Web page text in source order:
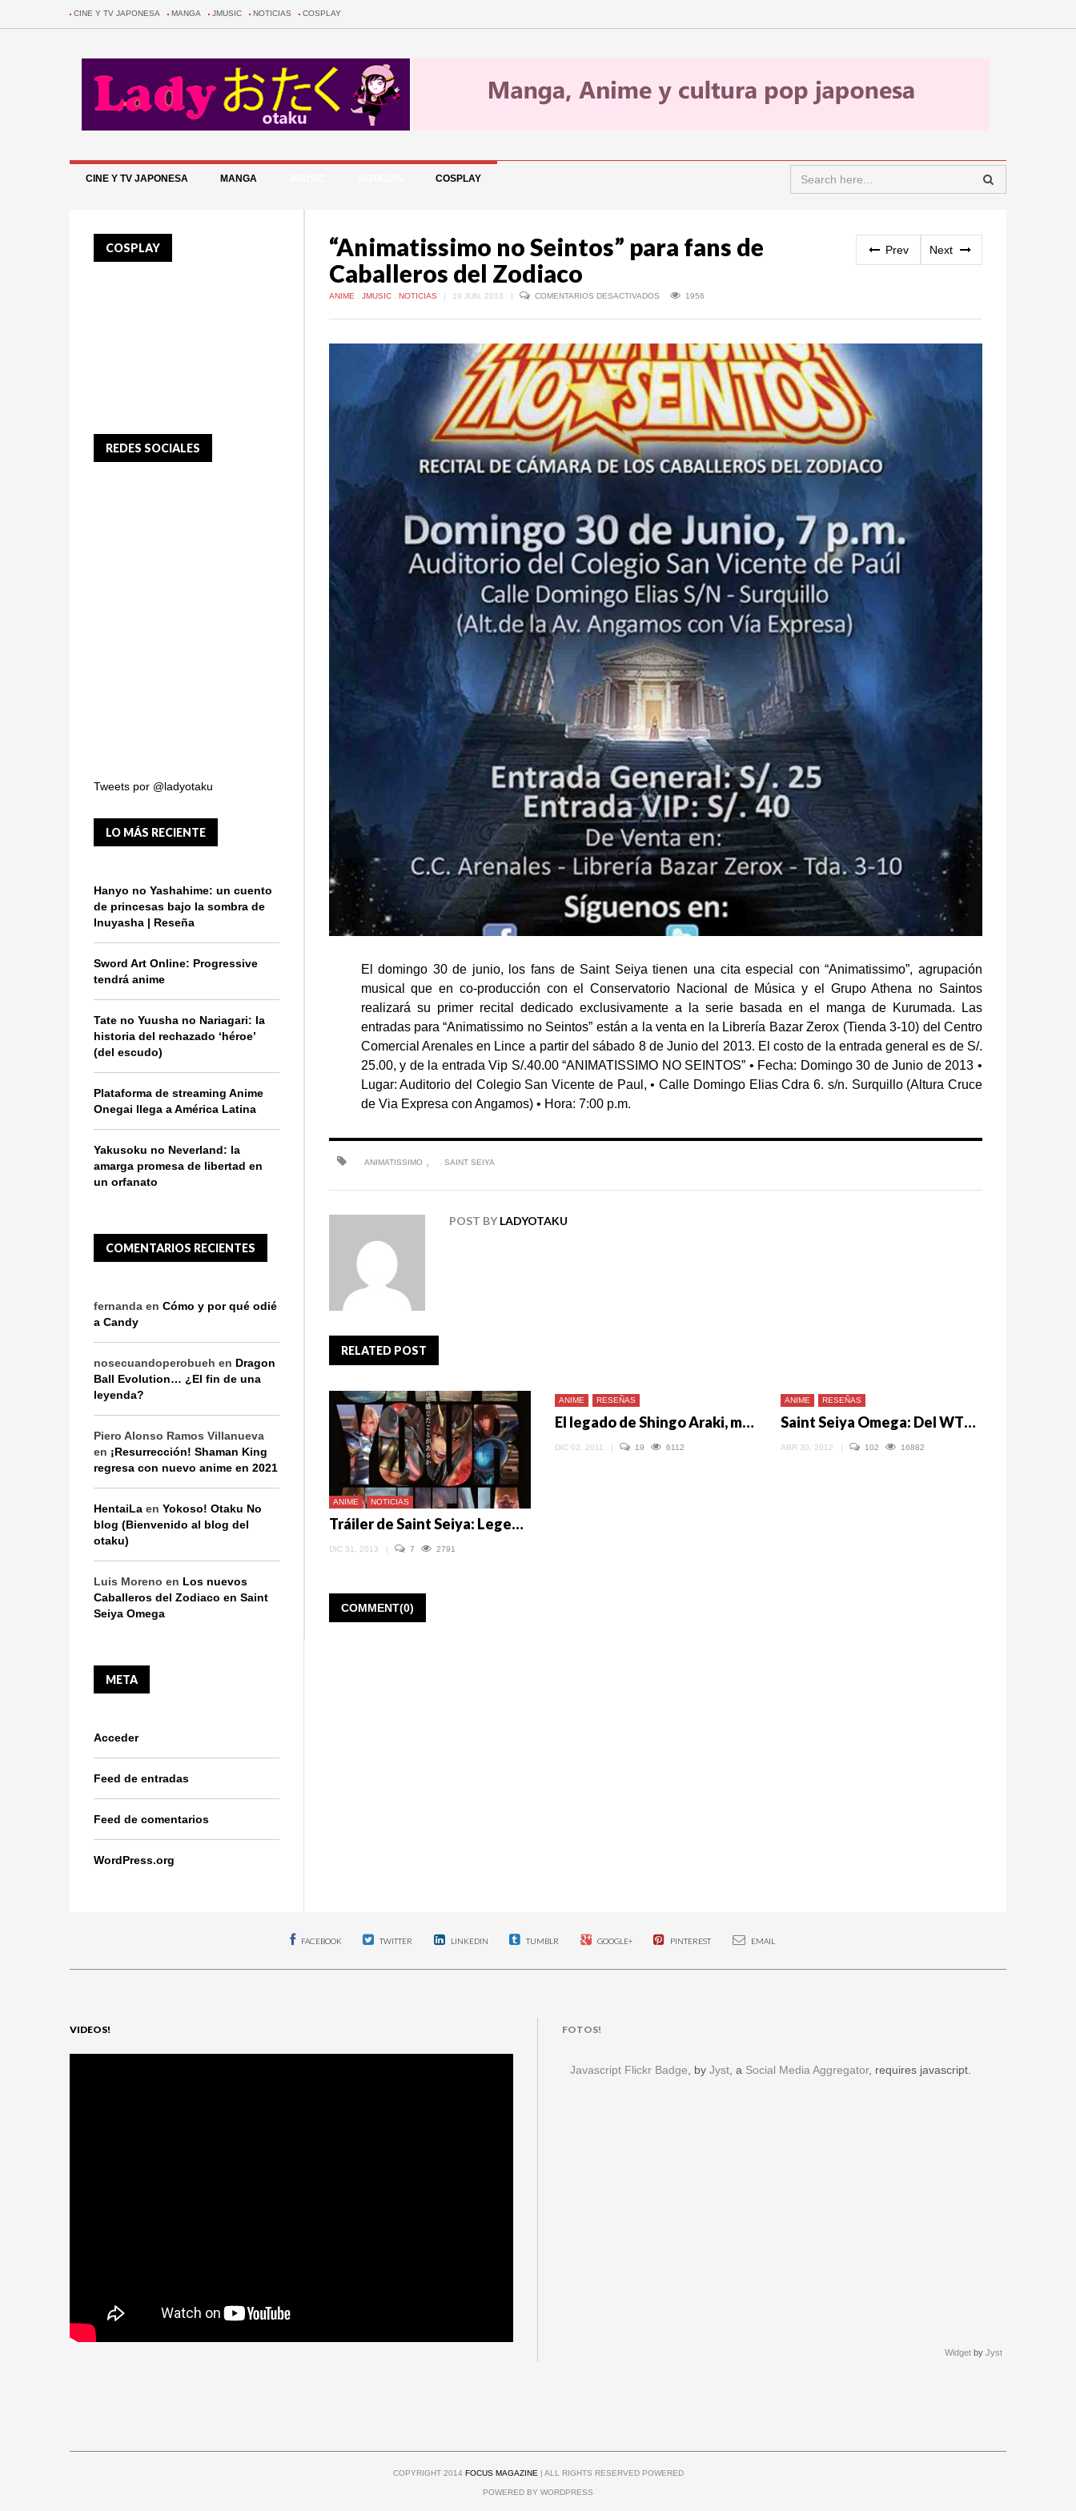
CINE Y TV JAPONESA MANGA JMUSIC NOTICIAS COSPLAY
CINE Y TV JAPONESA MANGA COSPLAY
“Animatissimo no Seintos” para fans de
Caballeros del Zodiaco
Prev Next
ANIME JMUSIC NOTICIAS | 19 JUN, 2013 | COMENTARIOS DESACTIVADOS
FANS
DE
CABALLEROS
DEL
ZODIACO
1956
El domingo 30 de junio, los fans de Saint Seiya tienen una cita especial con “Animatissimo”, agrupación
musical que en co-producción con el Conservatorio Nacional de Música y el Grupo Athena no Saintos
realizará su primer recital dedicado exclusivamente a la serie basada en el manga de Kurumada.
Las
entradas para “Animatissimo no Seintos” están a la venta en la Librería Bazar Zerox (Tienda 3-10) del Centro
Comercial Arenales en Lince a partir del sábado 8 de Junio del 2013. El costo de la entrada general es de S/.
25.00, y de la entrada Vip S/.40.00 “ANIMATISSIMO NO SEINTOS” • Fecha: Domingo 30 de Junio de 2013 •
Lugar: Auditorio del Colegio San Vicente de Paul, • Calle Domingo Elias Cdra 6. s/n. Surquillo (Altura Cruce
de Via Expresa con Angamos) • Hora: 7:00 p.m.
ANIMATISSIMO, SAINT SEIYA
POST BY LADYOTAKU
RELATED POST
ANIME NOTICIAS
Tráiler de Saint Seiya: Legend of Sanctuary
DIC 31, 2013 | 7 2791
ANIME RESEÑAS
El legado de Shingo Araki, más allá de Saint Seiya
DIC 02, 2011 | 19 6112
ANIME RESEÑAS
Saint Seiya Omega: Del WTF a una historia que promete
ABR 30, 2012 | 102 16882
COMMENT(0)
COSPLAY
REDES SOCIALES
Tweets por @ladyotaku
LO MÁS RECIENTE
Hanyo no Yashahime: un cuento
de princesas bajo la sombra de
Inuyasha | Reseña
Sword Art Online: Progressive
tendrá anime
Tate no Yuusha no Nariagari: la
historia del rechazado ‘héroe’
(del escudo)
Plataforma de streaming Anime
Onegai llega a América Latina
Yakusoku no Neverland: la
amarga promesa de libertad en
un orfanato
COMENTARIOS RECIENTES
fernanda en Cómo y por qué odié
a Candy
nosecuandoperobueh en Dragon
Ball Evolution… ¿El fin de una
leyenda?
Piero Alonso Ramos Villanueva
en ¡Resurrección! Shaman King
regresa con nuevo anime en 2021
HentaiLa en Yokoso! Otaku No
blog (Bienvenido al blog del
otaku)
Luis Moreno en Los nuevos
Caballeros del Zodiaco en Saint
Seiya Omega
META
Acceder
Feed de entradas
Feed de comentarios
WordPress.org
FACEBOOK TWITTER LINKEDIN TUMBLR GOOGLE+ PINTEREST EMAIL
VIDEOS! FOTOS!
Javascript Flickr Badge , by Jyst , a Social Media Aggregator, requires javascript.
Widget by Jyst
COPYRIGHT 2014 FOCUS MAGAZINE | ALL RIGHTS RESERVED POWERED
POWERED BY WORDPRESS